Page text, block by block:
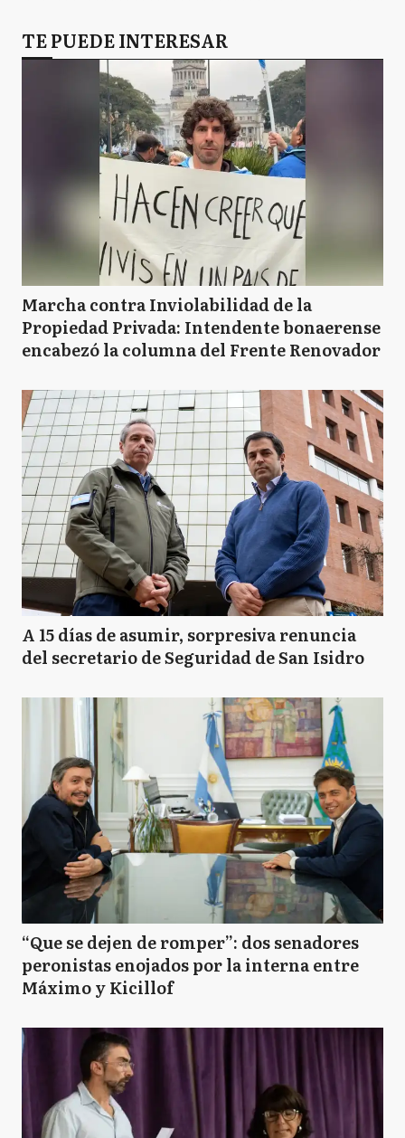
TE PUEDE INTERESAR
Marcha contra Inviolabilidad de la
Propiedad Privada: Intendente bonaerense
encabezó la columna del Frente Renovador
A 15 días de asumir, sorpresiva renuncia
del secretario de Seguridad de San Isidro
“Que se dejen de romper”: dos senadores
peronistas enojados por la interna entre
Máximo y Kicillof